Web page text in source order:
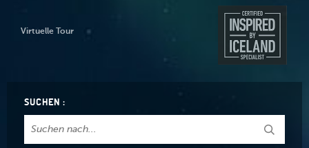
Virtuelle Tour
SUCHEN :